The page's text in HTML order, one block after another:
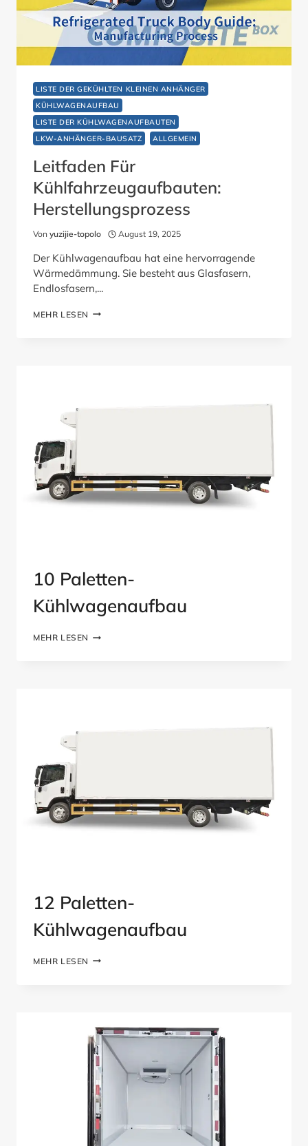
LISTE DER GEKÜHLTEN KLEINEN ANHÄNGER
KÜHLWAGENAUFBAU
LISTE DER KÜHLWAGENAUFBAUTEN
LKW-ANHÄNGER-BAUSATZ
ALLGEMEIN
Leitfaden Für
Kühlfahrzeugaufbauten:
Herstellungsprozess
Von yuzijie-topolo August 19, 2025
Der Kühlwagenaufbau hat eine hervorragende
Wärmedämmung. Sie besteht aus Glasfasern,
Endlosfasern,...
MEHR LESEN LEITFADEN
10 Paletten-
Kühlwagenaufbau
MEHR LESEN 10
12 Paletten-
Kühlwagenaufbau
MEHR LESEN 12